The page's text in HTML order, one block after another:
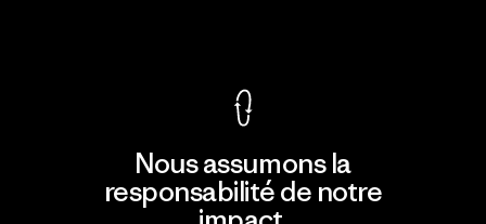
Nous assumons la
responsabilité de notre